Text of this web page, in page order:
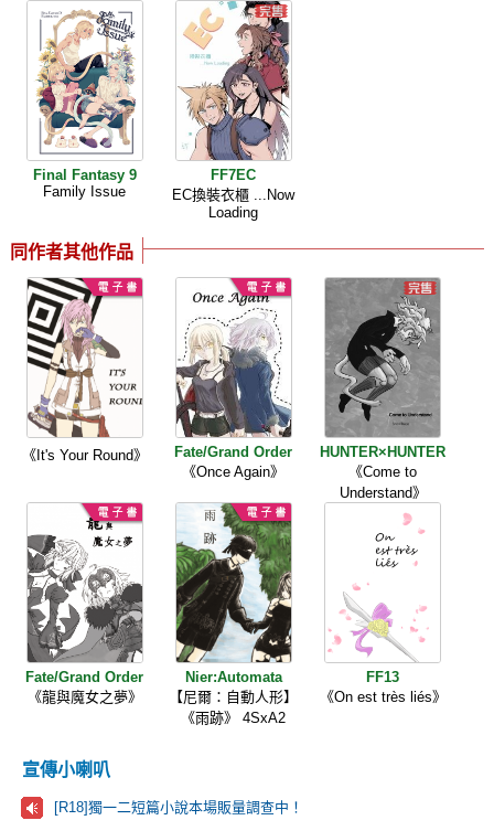
Final Fantasy 9
Family Issue
FF7EC
EC換裝衣櫃 ...Now
Loading
同作者其他作品
《It's Your Round》
Fate/Grand Order
《Once Again》
HUNTER×HUNTER
《Come to
Understand》
Fate/Grand Order
《龍與魔女之夢》
Nier:Automata
【尼爾：自動人形】
《雨跡》 4SxA2
FF13
《On est très liés》
宣傳小喇叭
[R18]獨一二短篇小說本場販量調查中！